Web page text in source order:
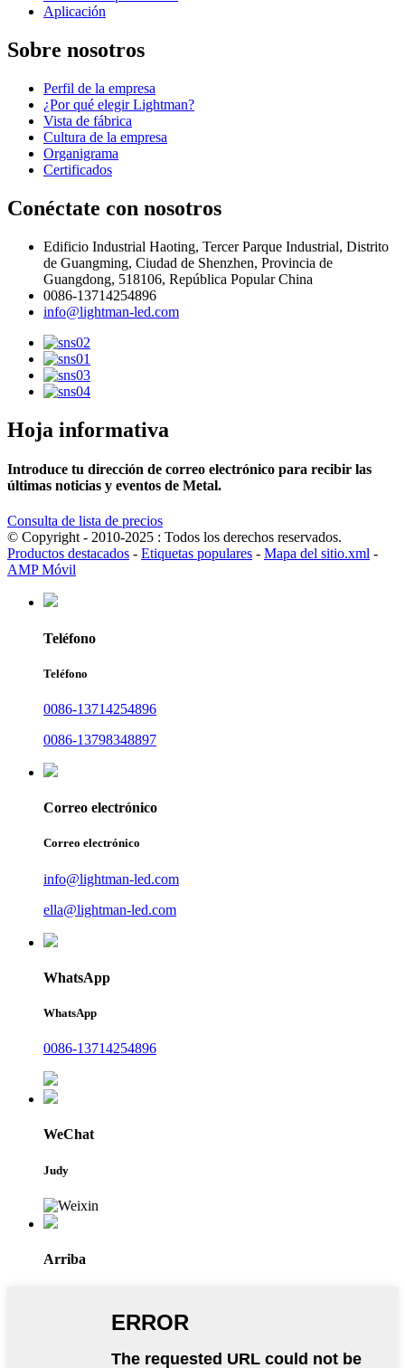
Aplicación
Sobre nosotros
Perfil de la empresa
¿Por qué elegir Lightman?
Vista de fábrica
Cultura de la empresa
Organigrama
Certificados
Conéctate con nosotros
Edificio Industrial Haoting, Tercer Parque Industrial, Distrito
de Guangming, Ciudad de Shenzhen, Provincia de
Guangdong, 518106, República Popular China
0086-13714254896
info@lightman-led.com
Hoja informativa
Introduce tu dirección de correo electrónico para recibir las
últimas noticias y eventos de Metal.
Consulta de lista de precios
© Copyright - 2010-2025 : Todos los derechos reservados.
Productos destacados - Etiquetas populares - Mapa del sitio.xml -
AMP Móvil
Teléfono
Teléfono
0086-13714254896
0086-13798348897
Correo electrónico
Correo electrónico
info@lightman-led.com
ella@lightman-led.com
WhatsApp
WhatsApp
0086-13714254896
WeChat
Judy
Arriba